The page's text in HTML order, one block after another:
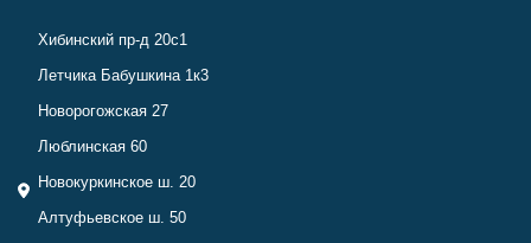
Хибинский пр-д 20с1
Летчика Бабушкина 1к3
Новорогожская 27
Люблинская 60
Новокуркинское ш. 20
Алтуфьевское ш. 50